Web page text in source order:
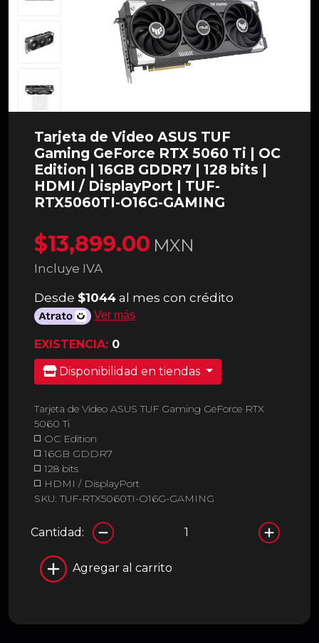
Tarjeta de Video ASUS TUF
Gaming GeForce RTX 5060 Ti | OC
Edition | 16GB GDDR7 | 128 bits |
HDMI / DisplayPort | TUF-
RTX5060TI-O16G-GAMING
$13,899.00 MXN
Incluye IVA
Desde $1044 al mes con crédito
Ver más
EXISTENCIA: 0
Disponibilidad en tiendas
Tarjeta de Video ASUS TUF Gaming GeForce RTX
5060 Ti
◻️ OC Edition
◻️ 16GB GDDR7
◻️ 128 bits
◻️ HDMI / DisplayPort
SKU: TUF-RTX5060TI-O16G-GAMING
Cantidad:
Agregar al carrito